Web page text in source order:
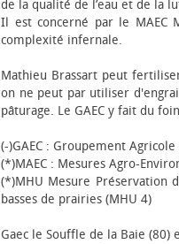
de la qualité de l’eau et de la
Il est concerné par le MAEC
complexité infernale.
Mathieu Brassart peut
on ne peut par utiliser
pâturage. Le GAEC y fait du
(-)GAEC : Groupement
(*)MAEC : Mesures Agro-
(*)MHU Mesure Préservation
basses de prairies (MHU 4)
Gaec le Souffle de la Baie (80)